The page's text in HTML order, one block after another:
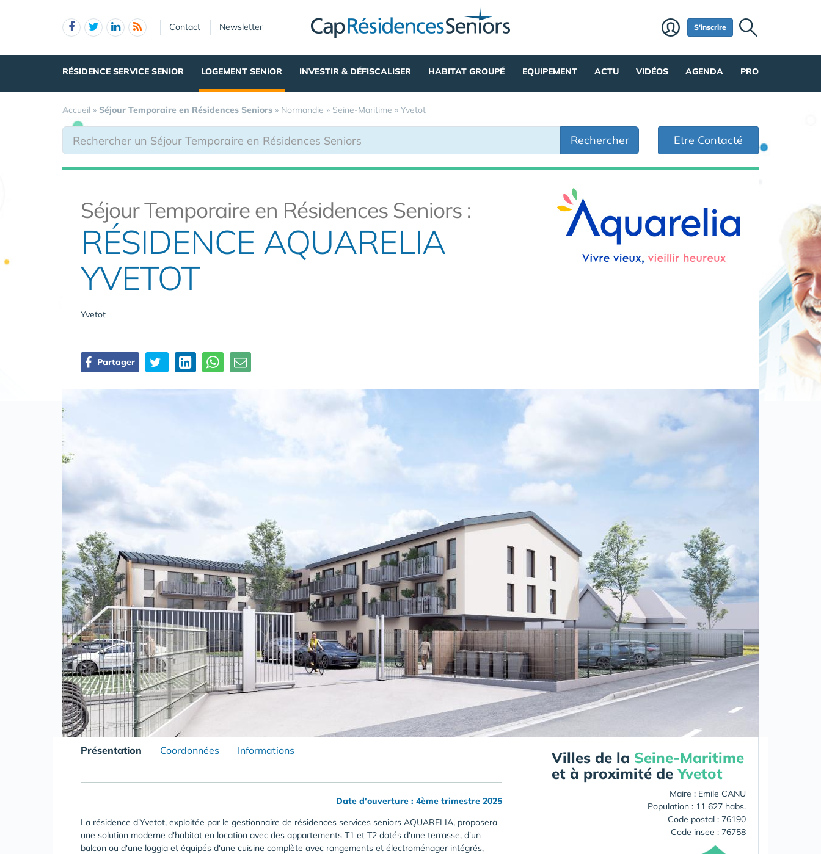
Contact Newsletter S'inscrire
RÉSIDENCE SERVICE SENIOR LOGEMENT SENIOR INVESTIR & DÉFISCALISER HABITAT GROUPÉ EQUIPEMENT ACTU VIDÉOS AGENDA PRO
Accueil » Séjour Temporaire en Résidences Seniors » Normandie » Seine-Maritime » Yvetot
Rechercher Etre Contacté
Séjour Temporaire en Résidences Seniors :
RÉSIDENCE AQUARELIA
YVETOT
Yvetot
Partager
Présentation Coordonnées Informations
Date d'ouverture : 4ème trimestre 2025
La résidence d'Yvetot, exploitée par le gestionnaire de résidences services seniors AQUARELIA, proposera
une solution moderne d'habitat en location avec des appartements T1 et T2 dotés d'une terrasse, d'un
balcon ou d'une loggia et équipés d'une cuisine complète avec rangements et électroménager intégrés,
Villes de la Seine-Maritime
et à proximité deYvetot
Maire : Emile CANU
Population : 11 627 habs.
Code postal : 76190
Code insee : 76758